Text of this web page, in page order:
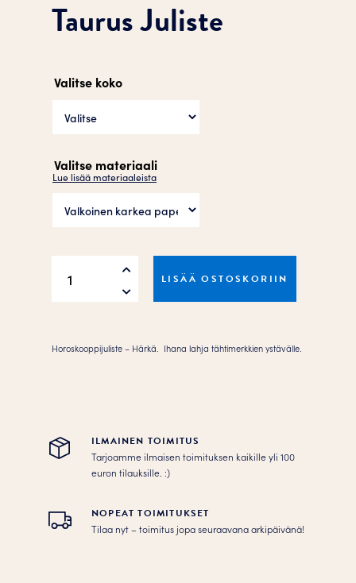
Taurus Juliste
Valitse koko
Valitse materiaali
Lue lisää materiaaleista
Juliste
LISÄÄ OSTOSKORIIN
Horoskooppijuliste – Härkä. Ihana lahja tähtimerkkien ystävälle.
ILMAINEN TOIMITUS
Tarjoamme ilmaisen toimituksen kaikille yli 100
euron tilauksille. :­­)
NOPEAT TOIMITUKSET
Tilaa nyt – toimitus jopa seuraavana arkipäivänä!